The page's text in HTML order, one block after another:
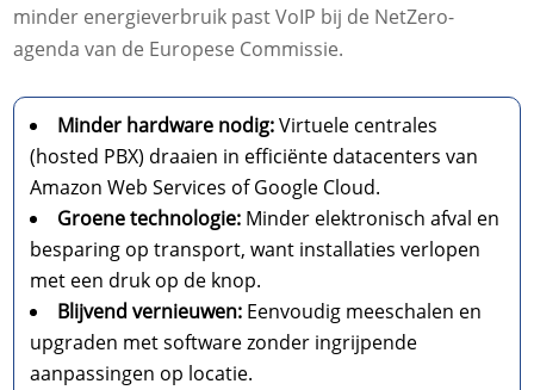
minder energieverbruik past VoIP bij de NetZero-
agenda van de Europese Commissie.
Minder hardware nodig:Virtuele centrales
(hosted PBX) draaien in efficiënte datacenters van
Amazon Web Services of Google Cloud.
Groene technologie: Minder elektronisch afval en
besparing op transport, want installaties verlopen
met een druk op de knop.
Blijvend vernieuwen: Eenvoudig meeschalen en
upgraden met software zonder ingrijpende
aanpassingen op locatie.